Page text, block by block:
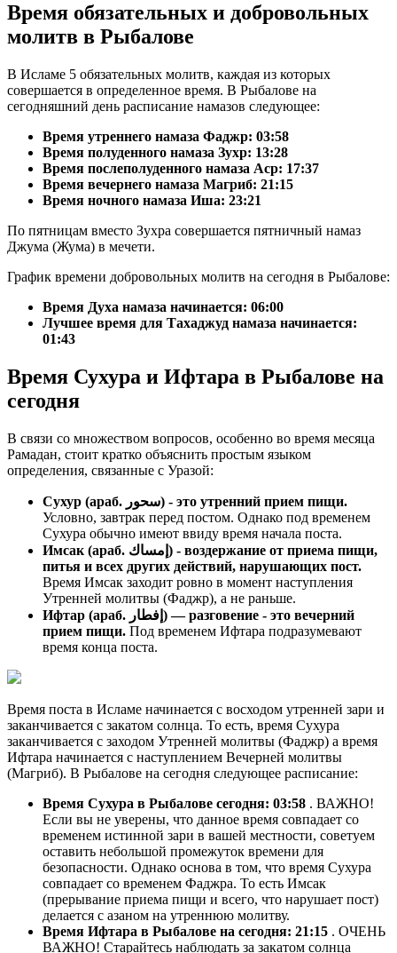
Время обязательных и добровольных
молитв в Рыбалове
В Исламе 5 обязательных молитв, каждая из которых
совершается в определенное время. В Рыбалове на
сегодняшний день расписание намазов следующее:
Время утреннего намаза Фаджр: 03:58
Время полуденного намаза Зухр: 13:28
Время послеполуденного намаза Аср: 17:37
Время вечернего намаза Магриб: 21:15
Время ночного намаза Иша: 23:21
По пятницам вместо Зухра совершается пятничный намаз
Джума (Жума) в мечети.
График времени добровольных молитв на сегодня в Рыбалове:
Время Духа намаза начинается: 06:00
Лучшее время для Тахаджуд намаза начинается:
01:43
Время Сухура и Ифтара в Рыбалове на
сегодня
В связи со множеством вопросов, особенно во время месяца
Рамадан, стоит кратко объяснить простым языком
определения, связанные с Уразой:
Сухур (араб. سحور) - это утренний прием пищи.
Условно, завтрак перед постом. Однако под временем
Сухура обычно имеют ввиду время начала поста.
Имсак (араб. إمساك) - воздержание от приема пищи,
питья и всех других действий, нарушающих пост.
Время Имсак заходит ровно в момент наступления
Утренней молитвы (Фаджр), а не раньше.
Ифтар (араб. إفطار) — разговение - это вечерний
прием пищи. Под временем Ифтара подразумевают
время конца поста.
Время поста в Исламе начинается с восходом утренней зари и
заканчивается с закатом солнца. То есть, время Сухура
заканчивается с заходом Утренней молитвы (Фаджр) а время
Ифтара начинается с наступлением Вечерней молитвы
(Магриб). В Рыбалове на сегодня следующее расписание:
Время Сухура в Рыбалове сегодня: 03:58 . ВАЖНО!
Если вы не уверены, что данное время совпадает со
временем истинной зари в вашей местности, советуем
оставить небольшой промежуток времени для
безопасности. Однако основа в том, что время Сухура
совпадает со временем Фаджра. То есть Имсак
(прерывание приема пищи и всего, что нарушает пост)
делается с азаном на утреннюю молитву.
Время Ифтара в Рыбалове на сегодня: 21:15 . ОЧЕНЬ
ВАЖНО! Старайтесь наблюдать за закатом солнца